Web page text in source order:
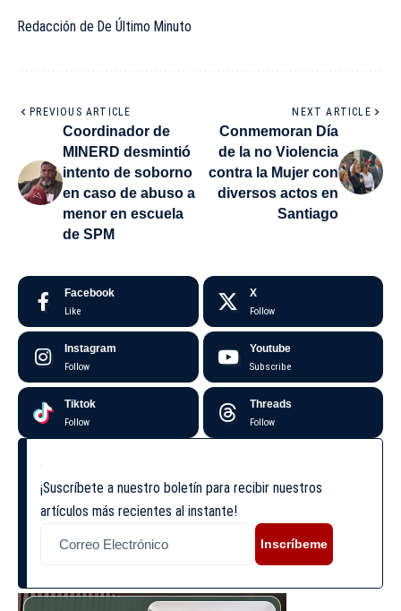
Redacción de De Último Minuto
PREVIOUS ARTICLE
Coordinador de
MINERD desmintió
intento de soborno
en caso de abuso a
menor en escuela
de SPM
NEXT ARTICLE
Conmemoran Día
de la no Violencia
contra la Mujer con
diversos actos en
Santiago
Facebook
Like
X
Follow
Instagram
Follow
Youtube
Subscribe
Tiktok
Follow
Threads
Follow
¡Suscríbete a nuestro boletín para recibir nuestros
artículos más recientes al instante!
Inscríbeme